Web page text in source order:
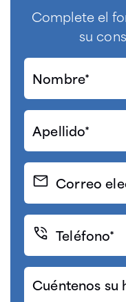
Complete el
su
Nombre*
(Required)
Apellido*
(Required)
Correo
electrónico
Teléfono*
(Required)
Cuéntenos
su